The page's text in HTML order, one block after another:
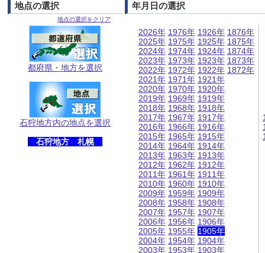
地点の選択
地点の選択をクリア
都府県・地方を選択
石狩地方内の地点を選択
石狩地方 札幌
年月日の選択
2026年
2025年
2024年
2023年
2022年
2021年
2020年
2019年
2018年
2017年
2016年
2015年
2014年
2013年
2012年
2011年
2010年
2009年
2008年
2007年
2006年
2005年
2004年
2003年
1976年
1975年
1974年
1973年
1972年
1971年
1970年
1969年
1968年
1967年
1966年
1965年
1964年
1963年
1962年
1961年
1960年
1959年
1958年
1957年
1956年
1955年
1954年
1953年
1926年
1925年
1924年
1923年
1922年
1921年
1920年
1919年
1918年
1917年
1916年
1915年
1914年
1913年
1912年
1911年
1910年
1909年
1908年
1907年
1906年
1905年
1904年
1903年
1876年
1875年
1874年
1873年
1872年